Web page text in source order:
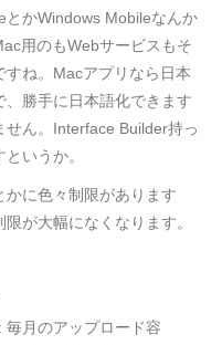
とかWindows Mobileなんか
用のもWebサービスもそ
すね。Macアプリなら日本
勝手に日本語化できます
ん。Interface Builder持っ
いうか。
に色々制限があります
が大幅になくなります。
月のアップロード容